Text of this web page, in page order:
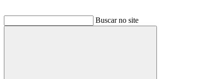
Buscar no site